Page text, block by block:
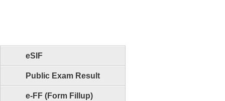
eSIF
Public Exam Result
e-FF (Form Fillup)